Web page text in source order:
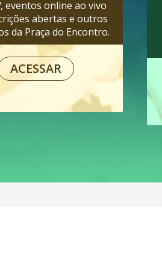
, eventos online ao vivo
abertas e outros
da Praça do Encontro.
ACESSAR